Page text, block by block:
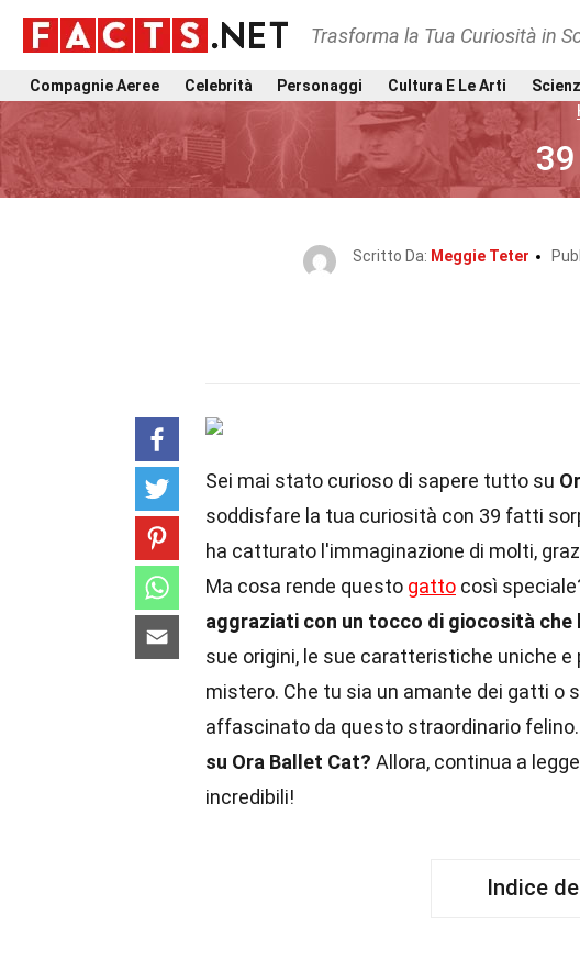
Trasforma la Tua Curiosità in
Compagnie Aeree Celebrità Personaggi Cultura E Le Arti
Scritto Da: Meggie Teter
Sei mai stato curioso di sapere tutto su
soddisfare la tua curiosità con 39 fatti
ha catturato l'immaginazione di molti,
Ma cosa rende questo gatto così
aggraziati con un tocco di giocosità
sue origini, le sue caratteristiche uniche
mistero. Che tu sia un amante dei gatti o
affascinato da questo straordinario felino.
su Ora Ballet Cat? Allora, continua a
incredibili!
Indice